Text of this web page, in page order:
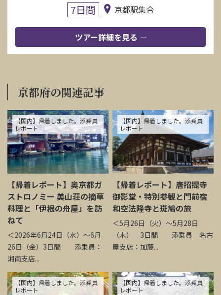
7日間 京都駅集合
ツアー詳細を見る
京都府の関連記事
【国内】帰着しました。添乗員
レポート
【帰着レポート】奥京都ガ
ストロノミー 美山荘の摘草
料理と「伊根の舟屋」を訪
ねて
＜2026年6月24日（水）～6月
26日（金）3日間 添乗員：
湘南支店...
【国内】帰着しました。添乗員
レポート
【帰着レポート】唐招提寺
御影堂・特別参観と門前宿
和空法隆寺と斑鳩の旅
＜5月26日（火）～5月28日
（木） 3日間 添乗員 名古
屋支店：加藤...
【国内】帰着しました。添乗員
レポート
【国内】帰着しました。添乗員
レポート